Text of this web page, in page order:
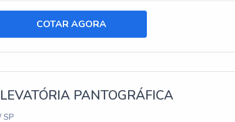
COTAR AGORA
PANTOGRÁFICA
SP